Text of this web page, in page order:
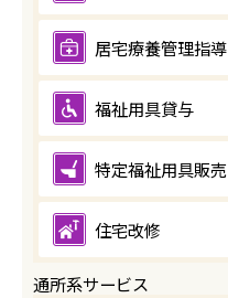
居宅療養管理指導
福祉用具貸与
特定福祉用具販売
住宅改修
通所系サービス